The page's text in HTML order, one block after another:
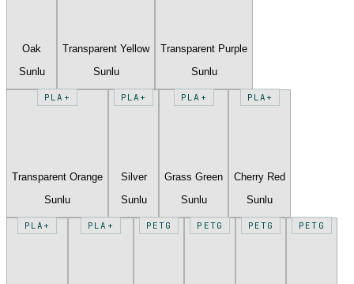
Oak
Sunlu
Transparent Yellow
Sunlu
Transparent Purple
Sunlu
PLA+
Transparent Orange
Sunlu
PLA+
Silver
Sunlu
PLA+
Grass Green
Sunlu
PLA+
Cherry Red
Sunlu
PLA+ PLA+ PETG PETG PETG PETG